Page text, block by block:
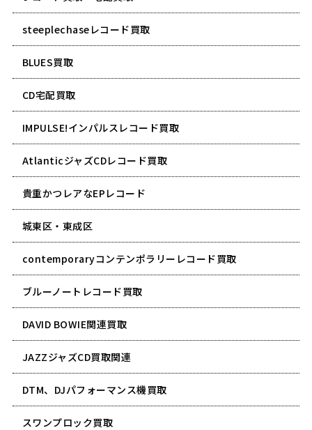
steeplechaseレコード買取
BLUES買取
CD宅配買取
IMPULSE!インパルスレコード買取
AtlanticジャズCDレコード買取
貴重かつレアなEPレコード
城東区・東成区
contemporaryコンテンポラリーレコード買取
ブルーノートレコード買取
DAVID BOWIE関連買取
JAZZジャズCD買取関連
DTM、DJパフォーマンス機買取
スワンプロック買取